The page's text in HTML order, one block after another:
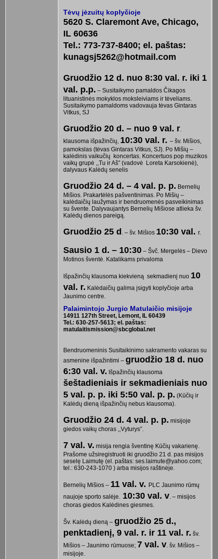
Tėvų jėzuitų koplyčioje
5620 S. Claremont Ave, Chicago,
IL 60636
Tel.: 773-737-8400; el. paštas:
kunagsj5262@hotmail.com
Gruodžio 12 d. nuo 8:30 val. r. iki 1
val. p.p. – Susitaikymo pamaldos Čikagos
lituanistinės mokyklos moksleiviams ir tėveliams.
Susitaikymo pamaldoms vadovauja tėvas Gintaras
Vitkus, SJ
Gruodžio 20 d. – nuo 9 val. r.
klausoma išpažinčių, 10:30 val. r. – šv. Mišios,
pamokslas (tėvas Gintaras Vitkus, SJ). Po Mišių –
kalėdinis vaikučių koncertas. Koncertuos pop muzikos
vaikų grupė ,,Tu ir Aš” (vadovė Loreta Karsokienė),
dalyvaus Kalėdų senelis
Gruodžio 24 d. – 4 val. p. p. Bernelių
Mišios. Prakartėlės pašventinimas. Po Mišių –
kalėdaičių laužymas ir bendruomenės pasveikinimas
su švente. Dalyvaujantys Bernelių Mišiose atlieka šv.
Kalėdų dienos pareigą.
Gruodžio 25 d. – šv. Mišios 10:30 val. r.
Sausio 1 d. – 10:30– Švč. Mergelės – Dievo
Motinos šventė. Katalikams privaloma
Išpažinčių klausoma kiekvieną sekmadienį nuo 10
val. r. Kalėdaičių galima įsigyti koplyčioje arba
Jaunimo centre.
Palaimintojo Jurgio Matulaičio misijoje
14911 127th Street, Lemont, IL 60439
Tel.: 630-257-5613; el. paštas:
matulaitismission@sbcglobal.net
Bendruomeninis Susitaikinimo sakramento vakaras su
asmenine išpažintimi – gruodžio 18 d. nuo
6:30 val. v. Išpažinčių klausoma
šeštadieniais ir sekmadieniais nuo
5 val. p. p. iki 5:50 val. p. p. (Kūčių ir
Kalėdų dieną išpažinčių nebus klausoma).
Gruodžio 24 d. 4 val. p. p. misijoje
giedos vaikų choras ,,Vyturys”.
7 val. v. misija rengia šventinę Kūčių vakarienę.
Prašome užsiregistruoti iki gruodžio 21 d. pas misijos
seselę Laimutę (el. paštas: ses.laimute@yahoo.com;
tel.: 630-243-1070 ) arba misijos raštinėje.
Bernelių Mišios – 11 val. v. PLC Jaunimo rūmų
naujoje sporto salėje. 10:30 val. v. – misijos
choras giedos Kalėdines giesmes.
Šv. Kalėdų dieną – gruodžio 25 d.,
penktadienį, 9 val. r. ir 11 val. r. šv.
Mišios – Jaunimo rūmuose; 7 val. v. šv. Mišios –
misijoje.